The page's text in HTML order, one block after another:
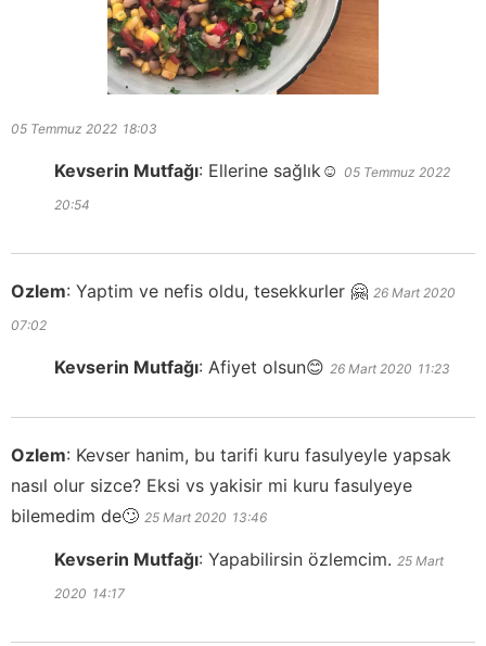
05 Temmuz 2022 18:03
Kevserin Mutfağı: Ellerine sağlık☺️ 05 Temmuz 2022
20:54
Ozlem: Yaptim ve nefis oldu, tesekkurler 🤗 26 Mart 2020
07:02
Kevserin Mutfağı: Afiyet olsun😊 26 Mart 2020 11:23
Ozlem: Kevser hanim, bu tarifi kuru fasulyeyle yapsak
nasıl olur sizce? Eksi vs yakisir mi kuru fasulyeye
bilemedim de🙄 25 Mart 2020 13:46
Kevserin Mutfağı: Yapabilirsin özlemcim. 25 Mart
2020 14:17